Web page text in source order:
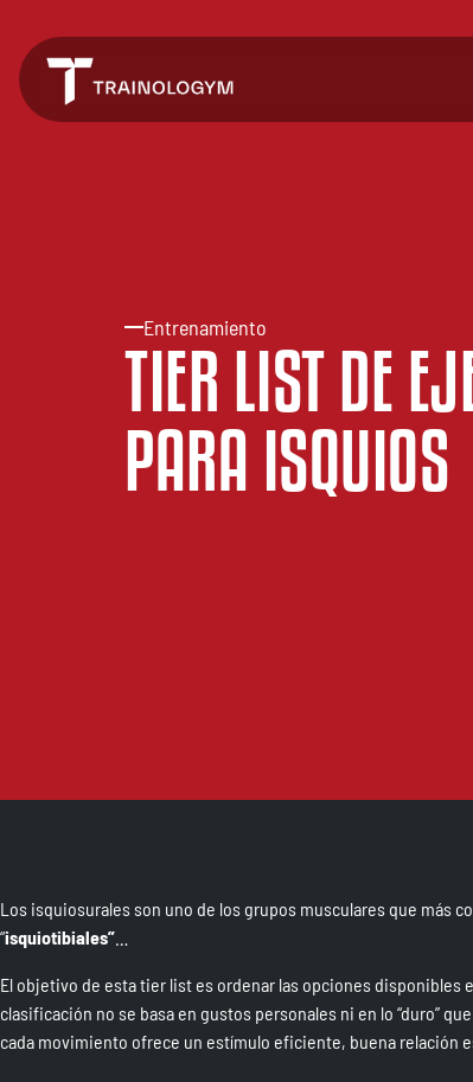
Entrenamiento
TIER LIST DE
PARA ISQUIOS
Los isquiosurales son uno de los grupos musculares que más
“isquiotibiales”
El objetivo de esta tier list es ordenar las opciones disponibles
clasificación no se basa en gustos personales ni en lo “duro”
cada movimiento ofrece un estímulo eficiente, buena relación